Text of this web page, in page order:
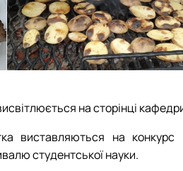
на сторінці
виставляються на конкурс
студентської науки.